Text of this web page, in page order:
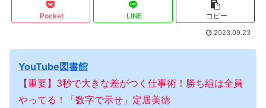
Pocket LINE コピー
2023.09.23
YouTube図書館
【重要】3秒で大きな差がつく仕事術！勝ち組は全員
やってる！「数字で示せ」定居美徳